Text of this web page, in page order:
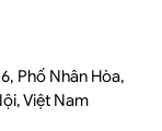
Phố Nhân Hòa,
Việt Nam